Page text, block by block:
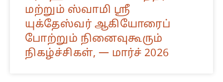
மற்றும் ஸ்வாமி ஸ்ரீ
யுக்தேஸ்வர் ஆகியோரைப்
போற்றும் நினைவுகூரும்
நிகழ்ச்சிகள், — மார்ச் 2026